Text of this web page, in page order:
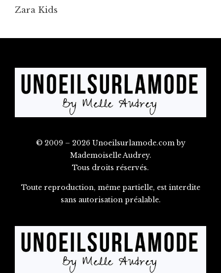
Zara Kids
© 2009 – 2026 Unoeilsurlamode.com by
Mademoiselle Audrey.
Tous droits réservés.
Toute reproduction, même partielle, est interdite
sans autorisation préalable.